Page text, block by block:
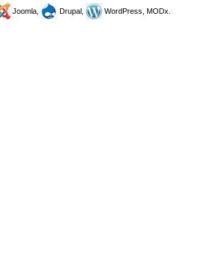
Joomla, Drupal, WordPress, MODx.